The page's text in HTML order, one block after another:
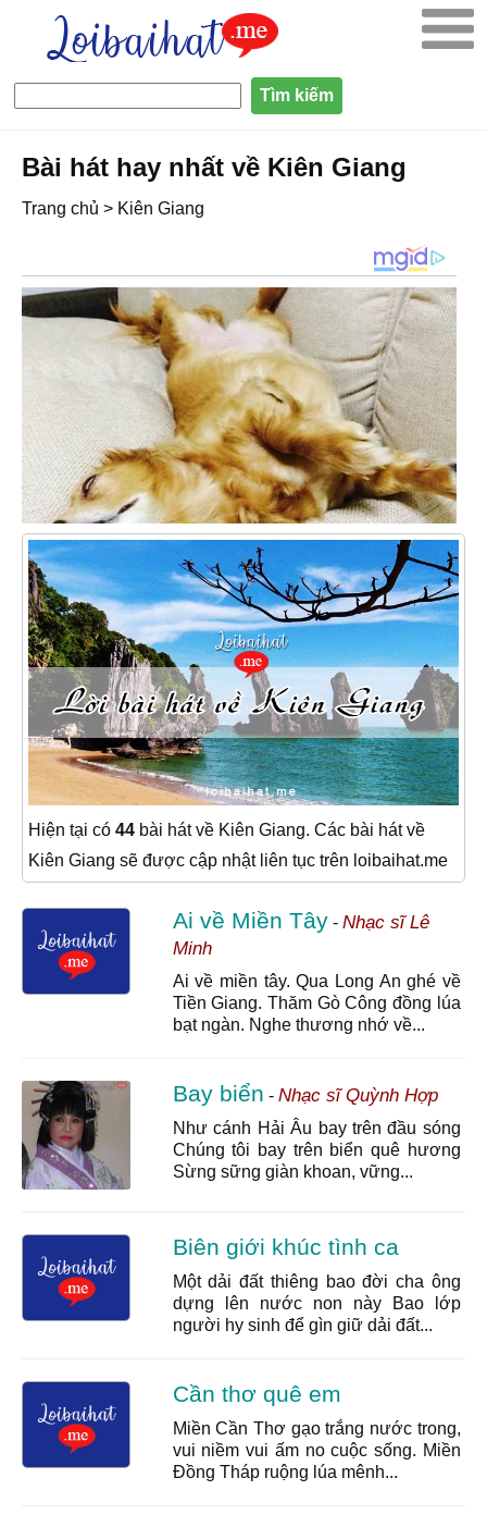
Bài hát hay nhất về Kiên Giang
Trang chủ > Kiên Giang
Hiện tại có 44 bài hát về Kiên Giang. Các bài hát về
Kiên Giang sẽ được cập nhật liên tục trên loibaihat.me
Ai về Miền Tây- Nhạc sĩ Lê
Minh
Ai về miền tây. Qua Long An ghé về
Tiền Giang. Thăm Gò Công đồng lúa
bạt ngàn. Nghe thương nhớ về...
Bay biển - Nhạc sĩ Quỳnh Hợp
Như cánh Hải Âu bay trên đầu sóng
Chúng tôi bay trên biển quê hương
Sừng sững giàn khoan, vững...
Biên giới khúc tình ca
Một dải đất thiêng bao đời cha ông
dựng lên nước non này Bao lớp
người hy sinh để gìn giữ dải đất...
Cần thơ quê em
Miền Cần Thơ gạo trắng nước trong,
vui niềm vui ấm no cuộc sống. Miền
Đồng Tháp ruộng lúa mênh...